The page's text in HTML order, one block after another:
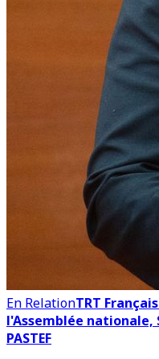
En RelationTRT
l'Assemblée
PASTEF